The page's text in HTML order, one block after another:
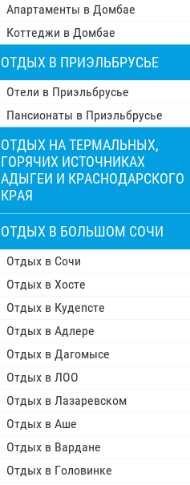
Апартаменты в Домбае
Коттеджи в Домбае
ОТДЫХ В ПРИЭЛЬБРУСЬЕ
Отели в Приэльбрусье
Пансионаты в Приэльбрусье
ОТДЫХ НА ТЕРМАЛЬНЫХ,
ГОРЯЧИХ ИСТОЧНИКАХ
АДЫГЕИ И КРАСНОДАРСКОГО
КРАЯ
ОТДЫХ В БОЛЬШОМ СОЧИ
Отдых в Сочи
Отдых в Хосте
Отдых в Кудепсте
Отдых в Адлере
Отдых в Дагомысе
Отдых в ЛОО
Отдых в Лазаревском
Отдых в Аше
Отдых в Вардане
Отдых в Головинке